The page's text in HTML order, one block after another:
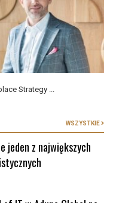
Strategy ...
WSZYSTKIE
jeden z największych